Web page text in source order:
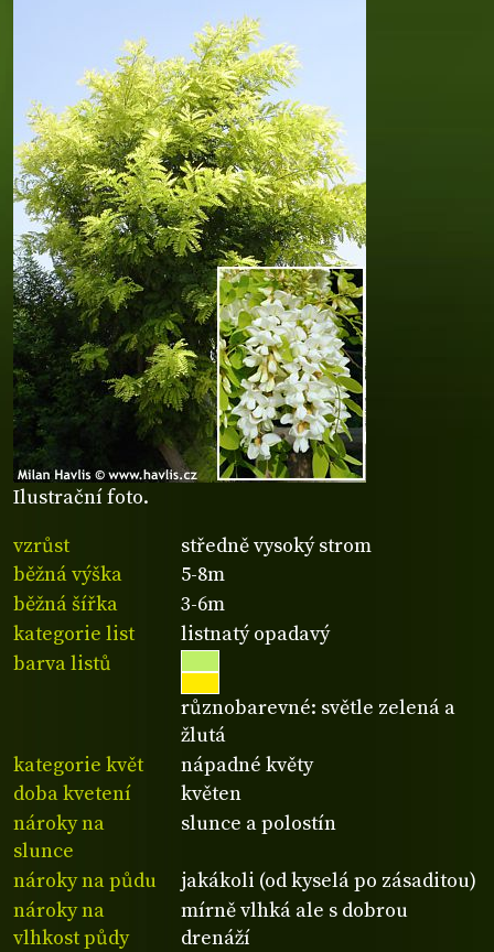
Ilustrační foto.
vzrůst
středně vysoký strom
běžná výška
5-8m
běžná šířka
3-6m
kategorie list
listnatý opadavý
barva listů
různobarevné: světle zelená a
žlutá
kategorie květ
nápadné květy
doba kvetení
květen
nároky na
slunce
slunce a polostín
nároky na půdu
jakákoli (od kyselá po zásaditou)
nároky na
vlhkost půdy
mírně vlhká ale s dobrou
drenáží